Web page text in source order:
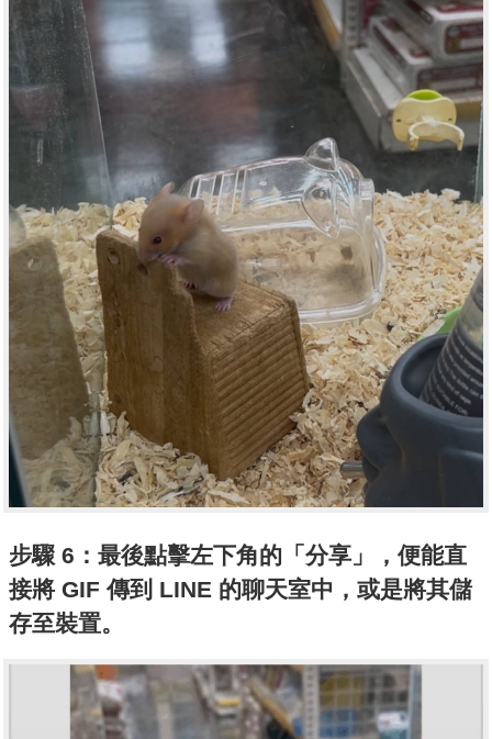
步驟 6：最後點擊左下角的「分享」，便能直
接將 GIF 傳到 LINE 的聊天室中，或是將其儲
存至裝置。